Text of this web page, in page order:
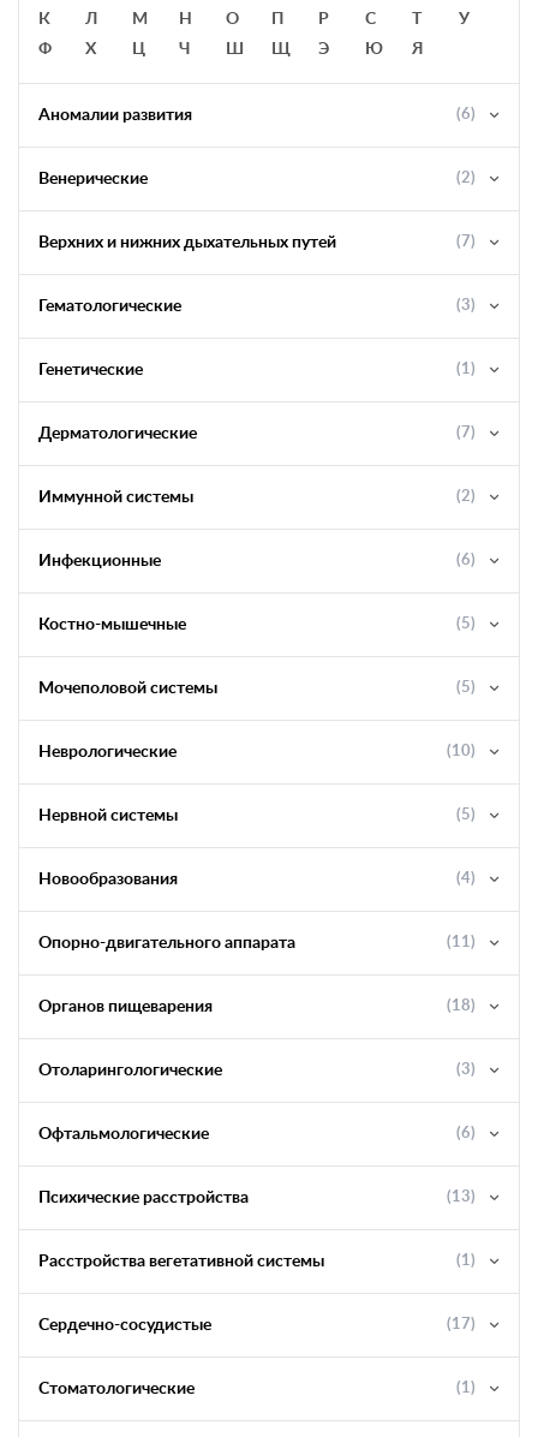
К Л М Н О П Р С Т
У
Ф
Х Ч Э Ю Я
Аномалии развития (6)
Венерические (2)
Верхних и нижних дыхательных путей (7)
Гематологические (3)
Генетические (1)
Дерматологические (7)
Иммунной системы (2)
Инфекционные (6)
Костно-мышечные (5)
Мочеполовой системы (5)
Неврологические (10)
Нервной системы (5)
Новообразования (4)
Опорно-двигательного аппарата (11)
Органов пищеварения (18)
Отоларингологические (3)
Офтальмологические (6)
Психические расстройства (13)
Расстройства вегетативной системы (1)
Сердечно-сосудистые (17)
Стоматологические (1)